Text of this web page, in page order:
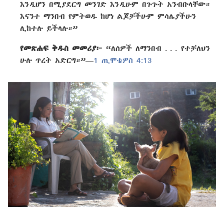
እንዲሆን በሚያደርግ መንገድ እንዲሁም በጉጉት አንብቡላቸው።
እናንተ ማንበብ የምትወዱ ከሆነ ልጆቻችሁም ምሳሌያችሁን
ሊከተሉ ይችላሉ።”
የመጽሐፍ ቅዱስ መመሪያ፦ “ለሰዎች ለማንበብ . . . የተቻለህን
ሁሉ ጥረት አድርግ።”—1 ጢሞቴዎስ 4:13